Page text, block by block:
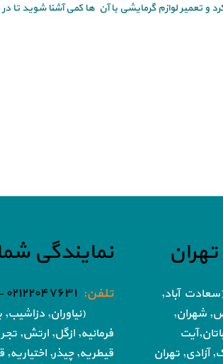
و تعمیر لوازم گرمایشی با آن ها کمی آشنا شوید
نمایندگی
تلفن: ۰۲۱۲۲۰۴۷۶۳۱ -۰۲۱۸۶۰۵۱۸۵۴
(نیاوران, دزاشیب,
فرمانیه, ازگل, ارتش,
قیطریه, چیذر, اختیاریه,
آباد,
شهران,
آزادی, تهران